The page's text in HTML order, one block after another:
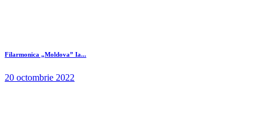
Filarmonica „Moldova” Ia...
20 octombrie 2022